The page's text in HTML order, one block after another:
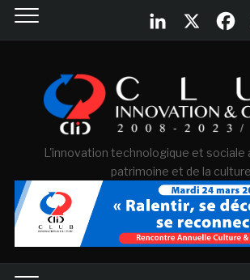
L'innovation technologique et sociale
patrimoine et de la culture